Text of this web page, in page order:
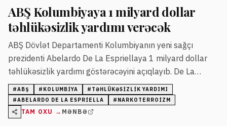
ABŞ Kolumbiyaya 1 milyard dollar
təhlükəsizlik yardımı verəcək
ABŞ Dövlət Departamenti Kolumbiyanın yeni sağçı
prezidenti Abelardo De La Espriellaya 1 milyard dollar
təhlükəsizlik yardımı göstərəcəyini açıqlayıb. De La
Espriella qoşunlara narkoterrorizmlə mübarizədə dəstək
verəcəyini bildirib.
#ABŞ # KOLUMBIYA # TƏHLÜKƏSIZLIK YARDIMI
#ABELARDO DE LA ESPRIELLA # NARKOTERROIZM
TAM OXU → MƏNBƏ